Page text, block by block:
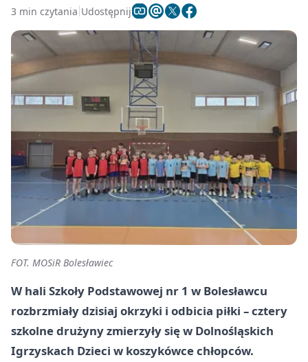
3 min czytania Udostępnij
FOT. MOSiR Bolesławiec
W hali Szkoły Podstawowej nr 1 w Bolesławcu
rozbrzmiały dzisiaj okrzyki i odbicia piłki – cztery
szkolne drużyny zmierzyły się w Dolnośląskich
Igrzyskach Dzieci w koszykówce chłopców.